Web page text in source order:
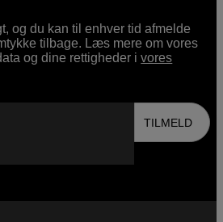
og du kan til enhver tid afmelde
tilbage. Læs mere om vores
og dine rettigheder ivores
TILMELD